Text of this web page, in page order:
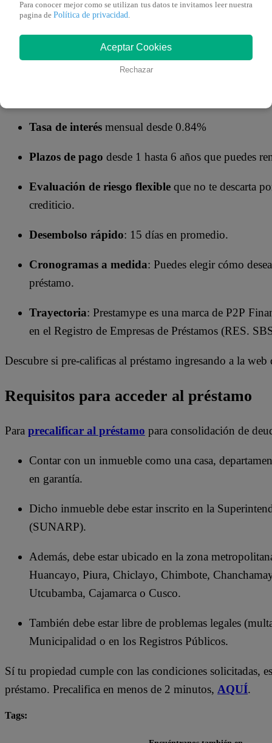
Tener varias deudas, cada una con diferentes tasas y
atrás ese estrés, ya que te permite unificar tus deudas
Este crédito te ofrece los siguientes beneficios:
Tasa de interés mensual desde 0.84%
Plazos de pago desde 1 hasta 6 años que puedes
Evaluación de riesgo flexible que no te descarta
crediticio.
Desembolso rápido: 15 días en promedio.
Cronogramas a medida: Puedes elegir cómo
préstamo.
Trayectoria: Prestamype es una marca de P2P
en el Registro de Empresas de Préstamos (RES.
Descubre si pre-calificas al préstamo ingresando a la
Requisitos para acceder al préstamo
Para precalificar al préstamo para consolidación de
Contar con un inmueble como una casa,
en garantía.
Dicho inmueble debe estar inscrito en la
(SUNARP).
Además, debe estar ubicado en la zona
Huancayo, Piura, Chiclayo, Chimbote,
Utcubamba, Cajamarca o Cusco.
También debe estar libre de problemas legales
Municipalidad o en los Registros Públicos.
Sí tu propiedad cumple con las condiciones solicitadas,
préstamo. Precalifica en menos de 2 minutos, AQUÍ.
Tags:
Para conocer mejor como se utilizan tus datos te invitamos leer nuestra
pagina de Política de privacidad.
Aceptar Cookies
Rechazar